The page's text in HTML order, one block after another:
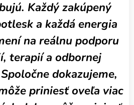
Každý zakúpený
a každá energia
na reálnu podporu
terapií a odbornej
dokazujeme,
priniesť oveľa viac